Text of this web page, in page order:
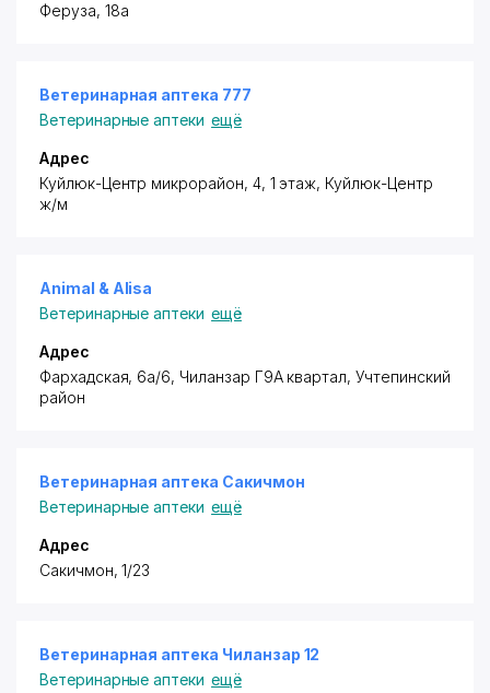
​Феруза, 18а
Ветеринарная аптека 777
Ветеринарные аптеки ещё
Адрес
​Куйлюк-Центр микрорайон, 4​, 1 этаж, Куйлюк-Центр
ж/м
Animal & Alisa
Ветеринарные аптеки ещё
Адрес
​Фархадская, 6а/6, Чиланзар Г9А квартал, Учтепинский
район
Ветеринарная аптека Сакичмон
Ветеринарные аптеки ещё
Адрес
​Сакичмон, 1/23
Ветеринарная аптека Чиланзар 12
Ветеринарные аптеки ещё